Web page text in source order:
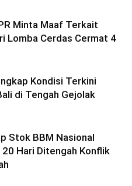
Minta Maaf Terkait
Lomba Cerdas Cermat 4
Kondisi Terkini
di Tengah Gejolak
Stok BBM Nasional
20 Hari Ditengah Konflik